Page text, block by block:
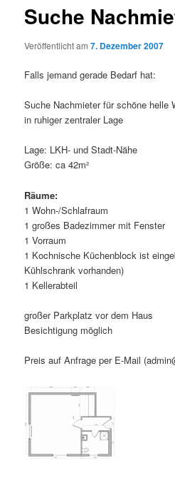
Suche
Veröffentlicht am7. Dezember 2007
Falls jemand gerade Bedarf hat:
Suche Nachmieter für schöne helle
in ruhiger zentraler Lage
Lage: LKH- und Stadt-Nähe
Größe: ca 42m²
Räume:
1 Wohn-/Schlafraum
1 großes Badezimmer mit Fenster
1 Vorraum
1 Kochnische Küchenblock ist
Kühlschrank vorhanden)
1 Kellerabteil
großer Parkplatz vor dem Haus
Besichtigung möglich
Preis auf Anfrage per E-Mail